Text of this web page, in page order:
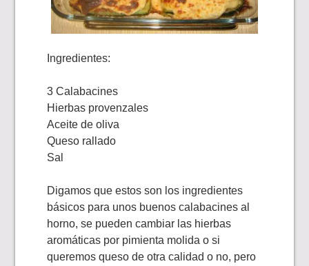
Ingredientes:
3 Calabacines
Hierbas provenzales
Aceite de oliva
Queso rallado
Sal
Digamos que estos son los ingredientes
básicos para unos buenos calabacines al
horno, se pueden cambiar las hierbas
aromáticas por pimienta molida o si
queremos queso de otra calidad o no, pero